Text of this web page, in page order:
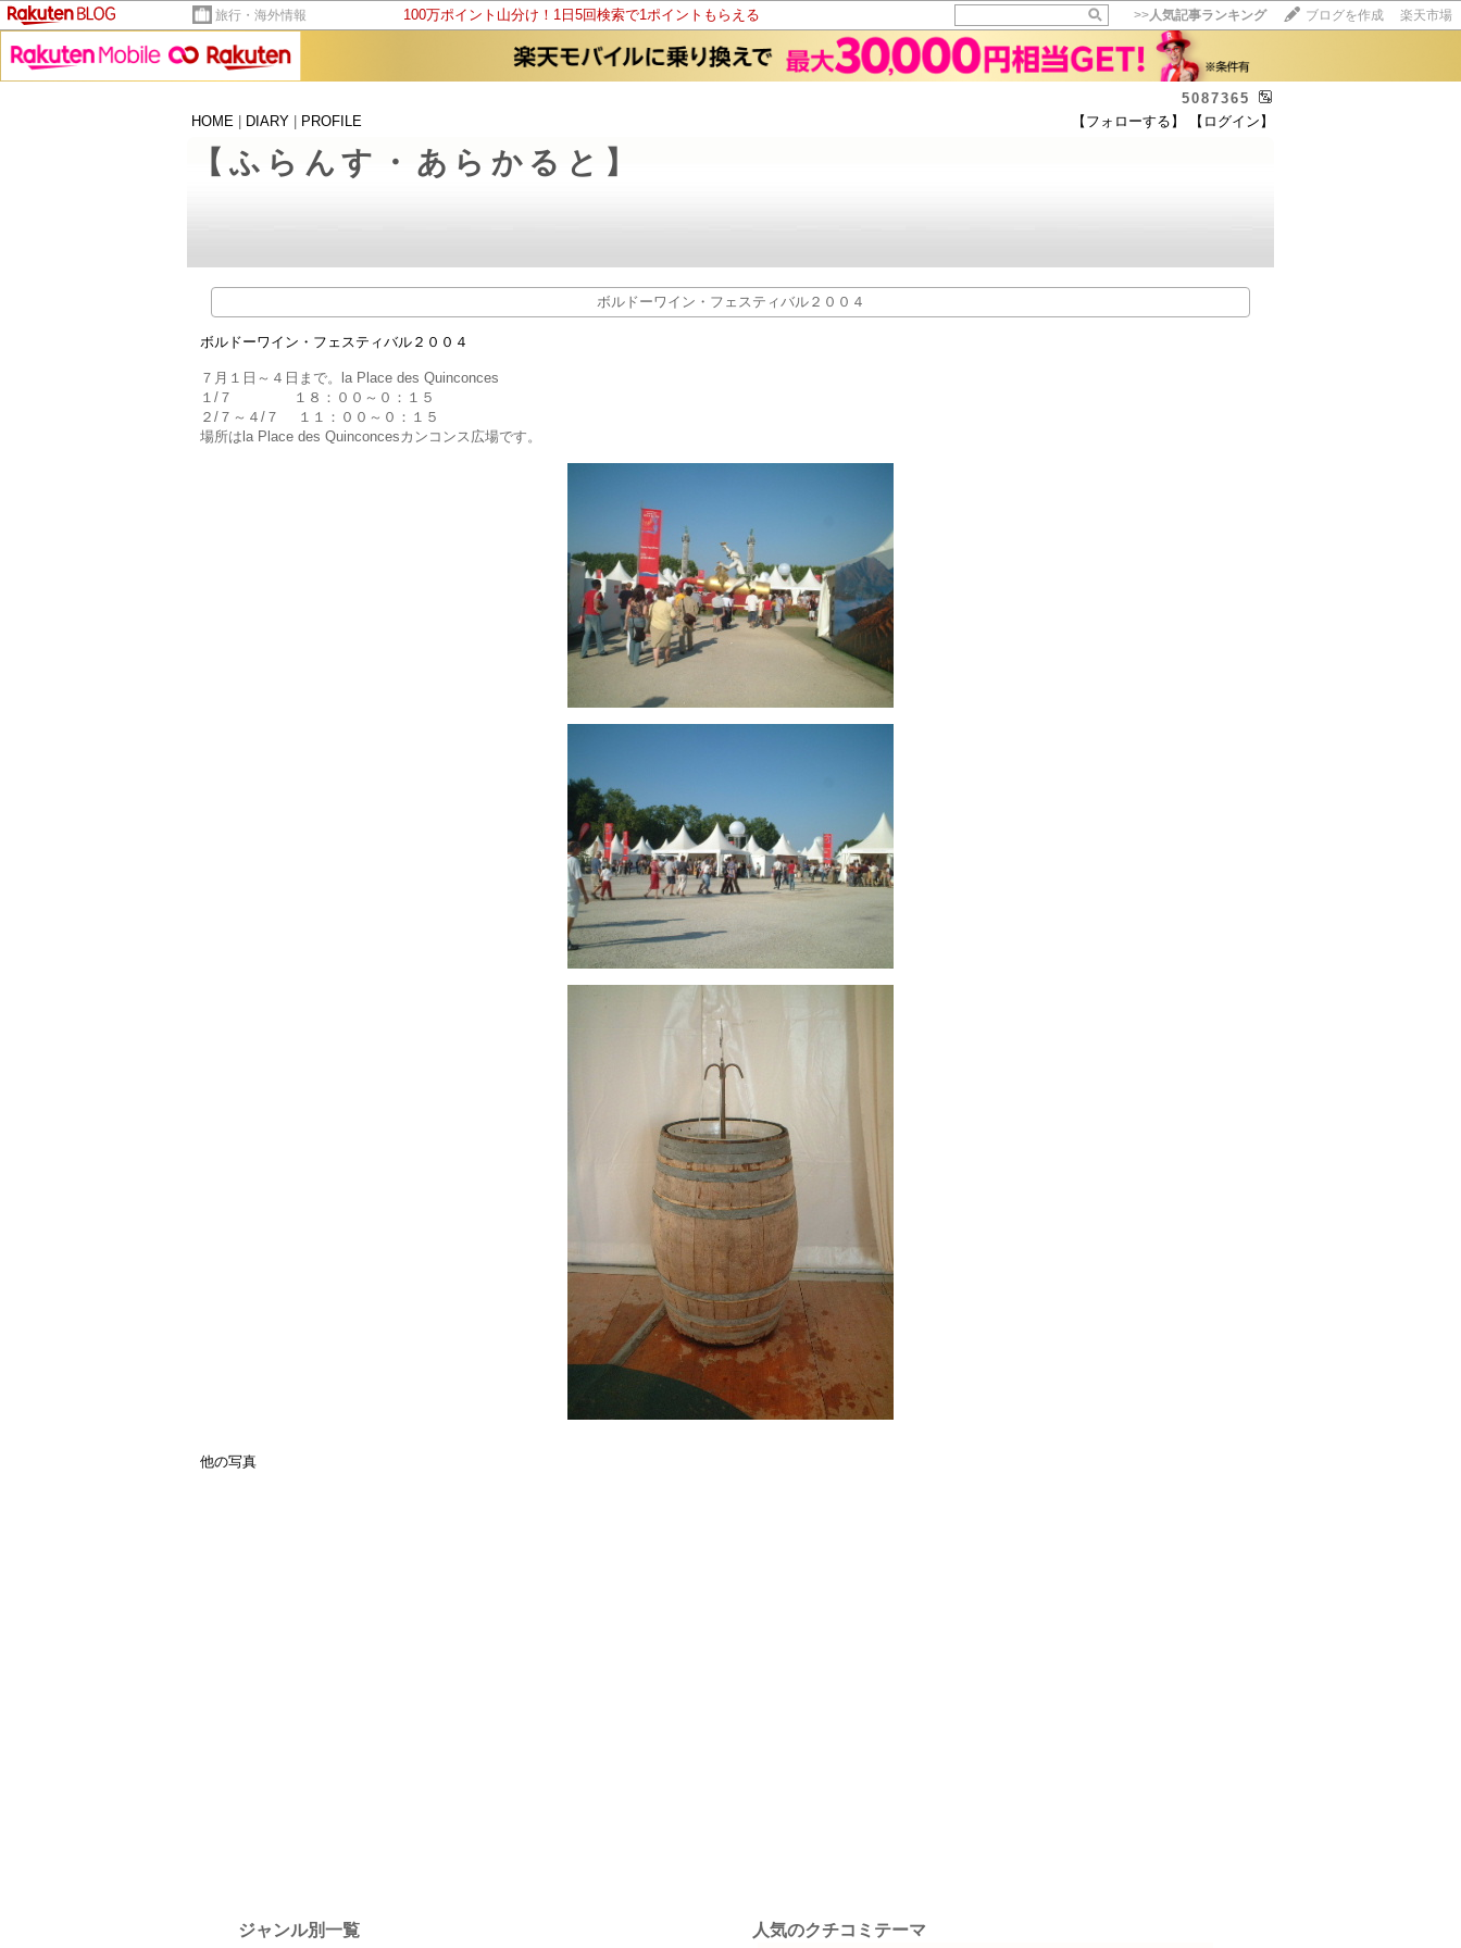
旅行・海外情報 100万ポイント山分け！1日5回検索で1ポイントもらえる >>人気記事ランキング ブログを作成 楽天市場
5087365
HOME
DIARY PROFILE 【フォローする】 【ログイン】
【ふらんす・あらかると】
ボルドーワイン・フェスティバル２００４
ボルドーワイン・フェスティバル２００４
７月１日～４日まで。la Place des Quinconces
１/７ １８：００～０：１５
２/７～４/７ １１：００～０：１５
場所はla Place des Quinconcesカンコンス広場です。
他の写真
ジャンル別一覧 人気のクチコミテーマ